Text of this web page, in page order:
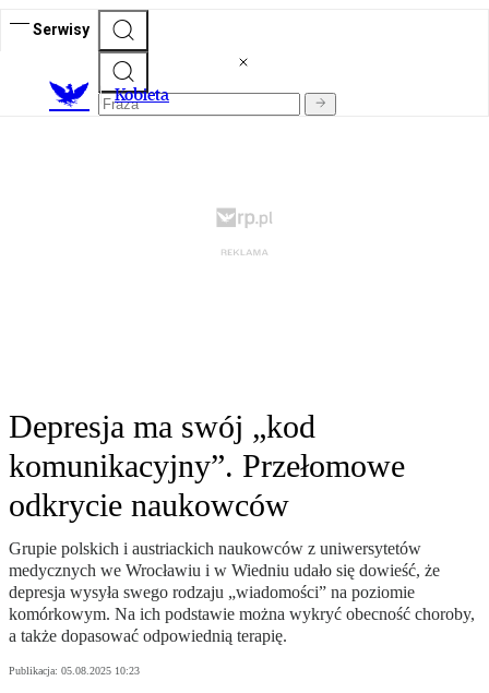
Serwisy
Kobieta
Depresja ma swój „kod
komunikacyjny”. Przełomowe
odkrycie naukowców
Grupie polskich i austriackich naukowców z uniwersytetów
medycznych we Wrocławiu i w Wiedniu udało się dowieść, że
depresja wysyła swego rodzaju „wiadomości” na poziomie
komórkowym. Na ich podstawie można wykryć obecność choroby,
a także dopasować odpowiednią terapię.
Publikacja: 05.08.2025 10:23